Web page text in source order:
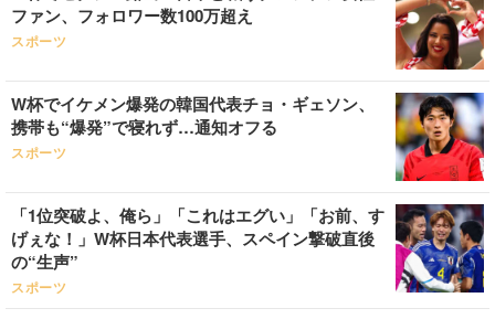
ファン、フォロワー数100万超え
スポーツ
W杯でイケメン爆発の韓国代表チョ・ギェソン、
携帯も“爆発”で寝れず…通知オフる
スポーツ
「1位突破よ、俺ら」「これはエグい」「お前、す
げぇな！」W杯日本代表選手、スペイン撃破直後
の“生声”
スポーツ